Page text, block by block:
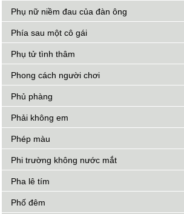
Phụ nữ niềm đau của đàn ông
Phía sau một cô gái
Phụ tử tình thâm
Phong cách người chơi
Phủ phàng
Phải không em
Phép màu
Phi trường không nước mắt
Pha lê tím
Phố đêm